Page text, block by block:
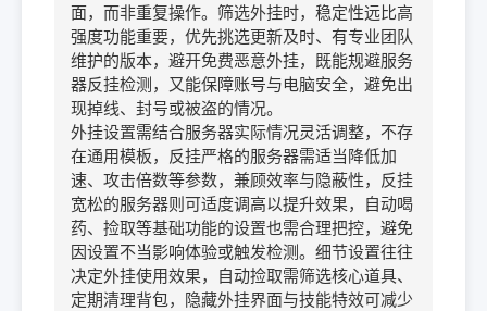
面，而非重复操作。筛选外挂时，稳定性远比高
强度功能重要，优先挑选更新及时、有专业团队
维护的版本，避开免费恶意外挂，既能规避服务
器反挂检测，又能保障账号与电脑安全，避免出
现掉线、封号或被盗的情况。
外挂设置需结合服务器实际情况灵活调整，不存
在通用模板，反挂严格的服务器需适当降低加
速、攻击倍数等参数，兼顾效率与隐蔽性，反挂
宽松的服务器则可适度调高以提升效果，自动喝
药、捡取等基础功能的设置也需合理把控，避免
因设置不当影响体验或触发检测。细节设置往往
决定外挂使用效果，自动捡取需筛选核心道具、
定期清理背包，隐藏外挂界面与技能特效可减少